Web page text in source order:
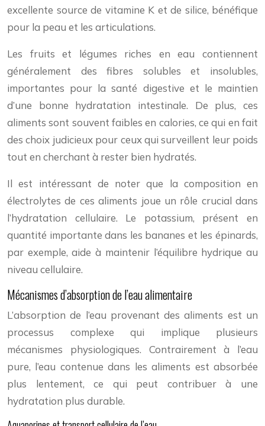
excellente source de vitamine K et de silice, bénéfique
pour la peau et les articulations.
Les fruits et légumes riches en eau contiennent
généralement des fibres solubles et insolubles,
importantes pour la santé digestive et le maintien
d’une bonne hydratation intestinale. De plus, ces
aliments sont souvent faibles en calories, ce qui en fait
des choix judicieux pour ceux qui surveillent leur poids
tout en cherchant à rester bien hydratés.
Il est intéressant de noter que la composition en
électrolytes de ces aliments joue un rôle crucial dans
l’hydratation cellulaire. Le potassium, présent en
quantité importante dans les bananes et les épinards,
par exemple, aide à maintenir l’équilibre hydrique au
niveau cellulaire.
Mécanismes d’absorption de l’eau alimentaire
L’absorption de l’eau provenant des aliments est un
processus complexe qui implique plusieurs
mécanismes physiologiques. Contrairement à l’eau
pure, l’eau contenue dans les aliments est absorbée
plus lentement, ce qui peut contribuer à une
hydratation plus durable.